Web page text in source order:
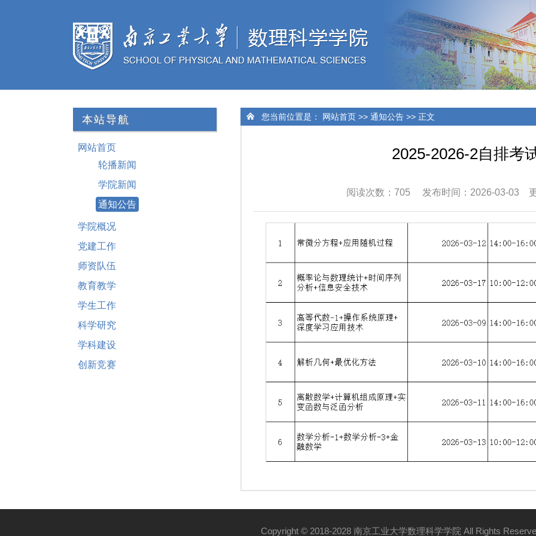
本站导航
网站首页
轮播新闻
学院新闻
通知公告
学院概况
党建工作
师资队伍
教育教学
学生工作
科学研究
学科建设
创新竞赛
您当前位置是： 网站首页 >> 通知公告 >> 正文
2025-2026-2自排考
阅读次数： 705 发布时间：2026-03-03 更
Copyright © 2018-2028 南京工业大学数理科学学院 All Rights